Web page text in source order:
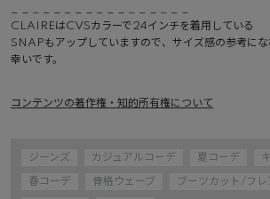
CLAIREはCVSカラーで24インチを着用している
SNAPもアップしていますので、サイズ感の参考にな
幸いです。
コンテンツの著作権・知的所有権について
ジーンズ カジュアルコーデ 夏コーデ
春コーデ 骨格ウェーブ ブーツカット/フレ